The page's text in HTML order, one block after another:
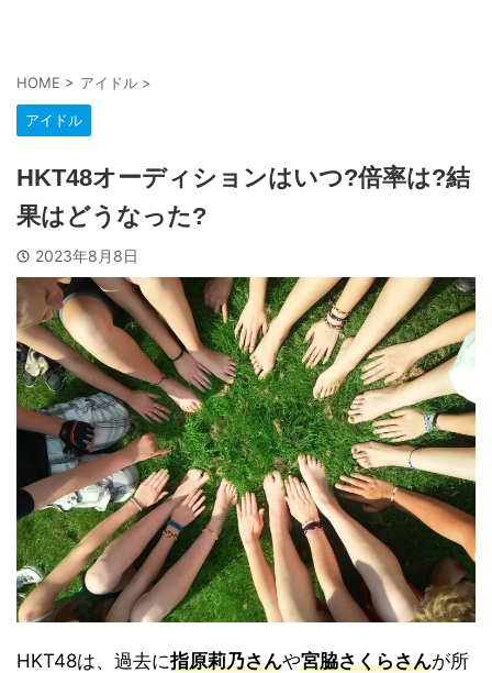
HOME > アイドル >
アイドル
HKT48オーディションはいつ?倍率は?結
果はどうなった?
2023年8月8日
HKT48は、過去に指原莉乃さんや宮脇さくらさんが所